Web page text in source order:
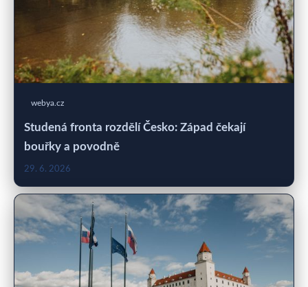
webya.cz
Studená fronta rozdělí Česko: Západ čekají
bouřky a povodně
29. 6. 2026